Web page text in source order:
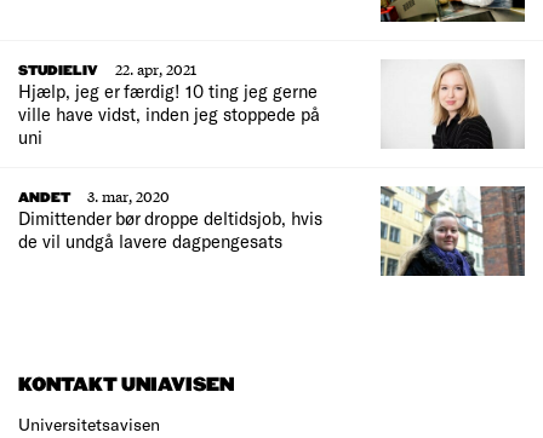
STUDIELIV
22. apr, 2021
Hjælp, jeg er færdig! 10 ting jeg gerne
ville have vidst, inden jeg stoppede på
uni
ANDET
3. mar, 2020
Dimittender bør droppe deltidsjob, hvis
de vil undgå lavere dagpengesats
KONTAKT UNIAVISEN
Universitetsavisen